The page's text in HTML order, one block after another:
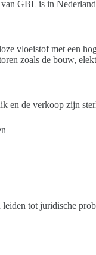
GBL is in
vloeistof met een
zoals de bouw,
en de verkoop zijn
tot juridische